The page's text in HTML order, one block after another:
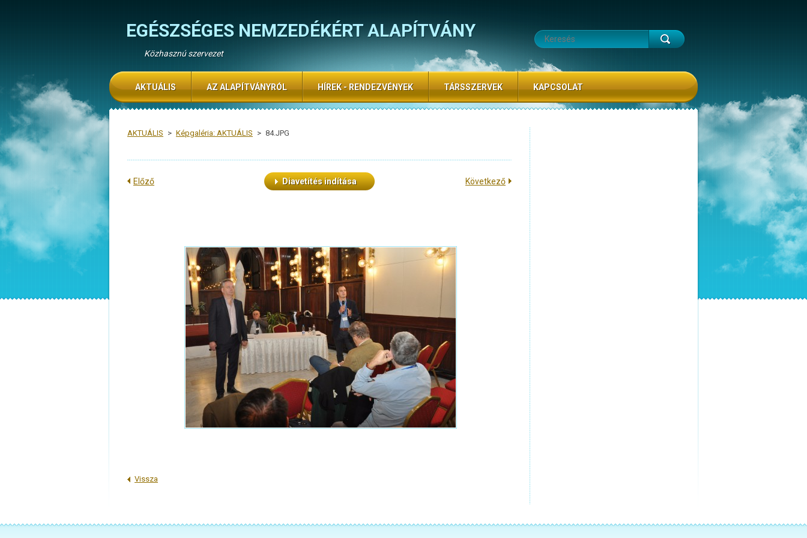
EGÉSZSÉGES NEMZEDÉKÉRT ALAPÍTVÁNY
Közhasznú szervezet
AKTUÁLIS > Képgaléria: AKTUÁLIS > 84.JPG
Előző Diavetítés indítása Következő
Vissza
AKTUÁLIS AZ ALAPÍTVÁNYRÓL HÍREK - RENDEZVÉNYEK TÁRSSZERVEK KAPCSOLAT